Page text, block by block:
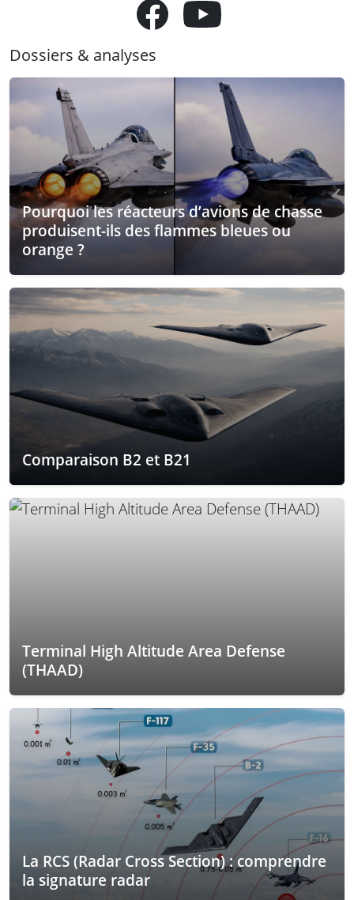
Dossiers & analyses
Pourquoi les réacteurs d’avions de chasse
produisent-ils des flammes bleues ou
orange ?
Comparaison B2 et B21
Terminal High Altitude Area Defense
(THAAD)
La RCS (Radar Cross Section) : comprendre
la signature radar